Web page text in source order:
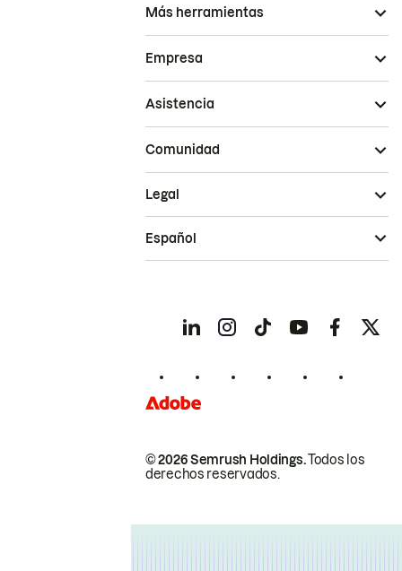
Más herramientas
Empresa
Asistencia
Comunidad
© 2026 Semrush Holdings.Todos los
derechos reservados.
Legal
Español